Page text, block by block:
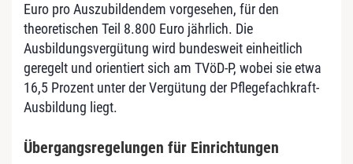
Euro pro Auszubildendem vorgesehen, für den
theoretischen Teil 8.800 Euro jährlich. Die
Ausbildungsvergütung wird bundesweit einheitlich
geregelt und orientiert sich am TVöD-P, wobei sie etwa
16,5 Prozent unter der Vergütung der Pflegefachkraft-
Ausbildung liegt.
Übergangsregelungen für Einrichtungen